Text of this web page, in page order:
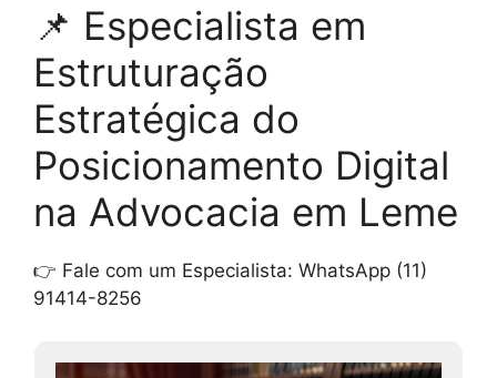
📌 Especialista em
Estruturação
Estratégica do
Posicionamento Digital
na Advocacia em Leme
👉 Fale com um Especialista: WhatsApp (11)
91414-8256